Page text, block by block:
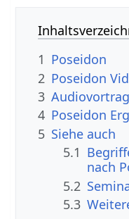
1 Poseidon
2 Poseidon
3
4 Poseidon
5 Siehe auch
5.1
nach
5.2
5.3